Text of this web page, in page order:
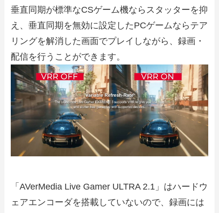
垂直同期が標準なCSゲーム機ならスタッターを抑
え、垂直同期を無効に設定したPCゲームならテア
リングを解消した画面でプレイしながら、録画・
配信を行うことができます。
「AVerMedia Live Gamer ULTRA 2.1」はハードウ
ェアエンコーダを搭載していないので、録画には